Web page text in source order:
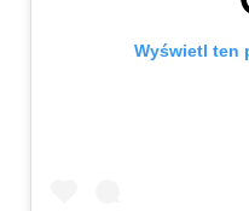
Wyświetl ten